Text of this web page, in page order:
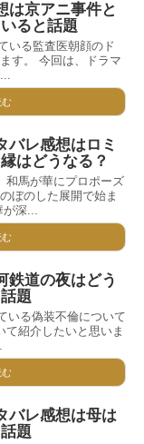
は京アニ事件と
ると話題
いる監査医朝顔のド
す。 今回は、ドラマ
バレ感想はロミ
はどうなる？
和馬が華にプロポーズ
ぼのした展開で始ま
が深...
鉄道の夜はどう
題
いる偽装不倫について
て紹介したいと思いま
バレ感想は母は
題